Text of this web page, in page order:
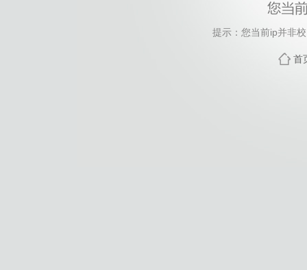
提示：您当前ip并非
首